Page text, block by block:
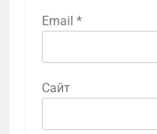
Email *
Сайт